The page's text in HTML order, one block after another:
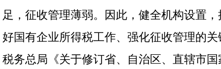
足，征收管理薄弱。因此，健全机构设置
好国有企业所得税工作、强化征收管理的
税务总局《关于修订省、自治区、直辖市